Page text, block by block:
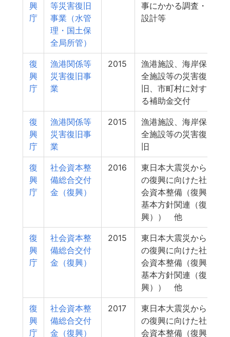
興
庁
等災害復旧
事業（水管
理・国土保
全局所管）
事にかかる調査・
設計等
復
興
庁
漁港関係等
災害復旧事
業
2015
漁港施設、海岸保
全施設等の災害復
旧、市町村に対す
る補助金交付
復
興
庁
漁港関係等
災害復旧事
業
2015
漁港施設、海岸保
全施設等の災害復
旧
復
興
庁
社会資本整
備総合交付
金（復興）
2016
東日本大震災から
の復興に向けた社
会資本整備（復興
基本方針関連（復
興）） 他
復
興
庁
社会資本整
備総合交付
金（復興）
2015
東日本大震災から
の復興に向けた社
会資本整備（復興
基本方針関連（復
興）） 他
復
興
庁
社会資本整
備総合交付
金（復興）
2017
東日本大震災から
の復興に向けた社
会資本整備（復興